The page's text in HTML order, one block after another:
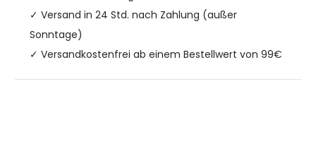
✓ Versand in 24 Std. nach Zahlung (außer
Sonntage)
✓ Versandkostenfrei ab einem Bestellwert von 99€